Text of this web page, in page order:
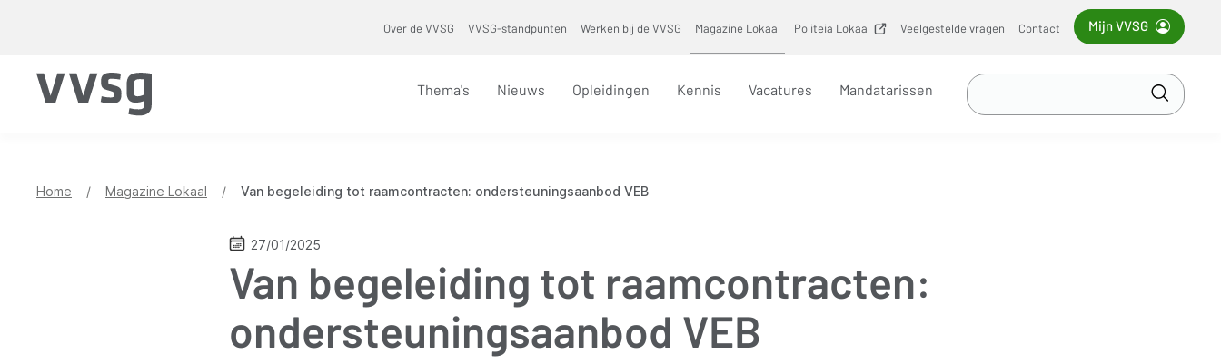
Over de VVSG VVSG-standpunten Werken bij de VVSG Magazine Lokaal Politeia Lokaal
(opent
Veelgestelde vragen Contact Mijn VVSG
Thema's Nieuws Opleidingen Kennis Vacatures Mandatarissen
Zoek
in
Home / Magazine Lokaal / Van begeleiding tot raamcontracten: ondersteuningsaanbod VEB
27/01/2025
Van begeleiding tot raamcontracten:
ondersteuningsaanbod VEB